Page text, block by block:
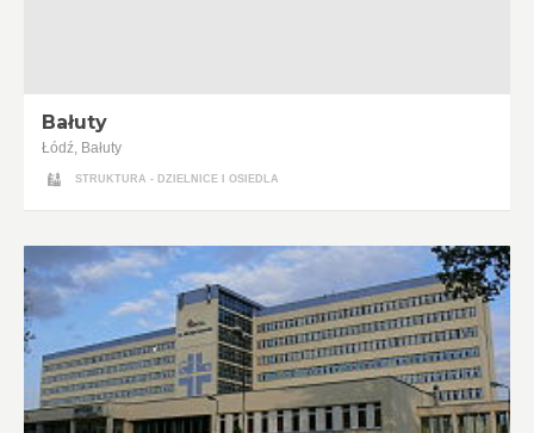
Bałuty
Łódź, Bałuty
STRUKTURA - DZIELNICE I OSIEDLA